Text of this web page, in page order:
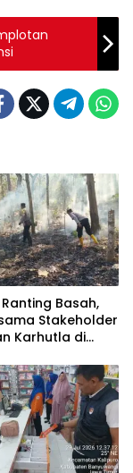
Basah,
Stakeholder
Karhutla di